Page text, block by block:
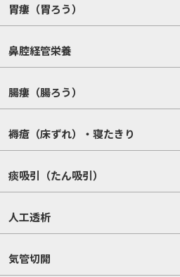
胃瘻（胃ろう）
鼻腔経管栄養
腸瘻（腸ろう）
褥瘡（床ずれ）・寝たきり
痰吸引（たん吸引）
人工透析
気管切開